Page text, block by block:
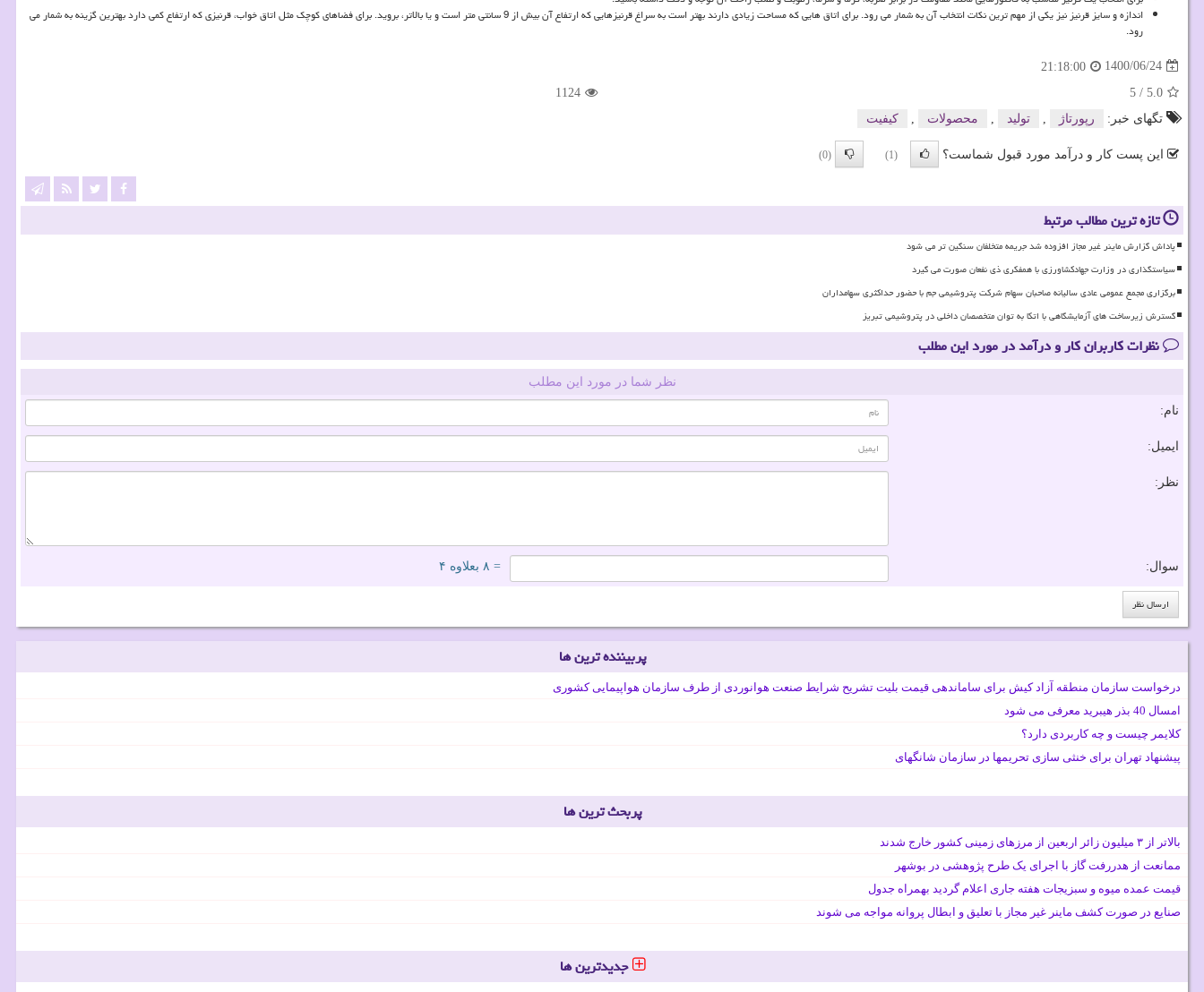
اندازه و سایز قرنیز نیز یکی از مهم ترین نکات انتخاب آن به شمار می رود. برای اتاق هایی که مساحت زیادی دارند بهتر است به سراغ قرنیزهایی که ارتفاع آن بیش از 9 سانتی متر است و یا بالاتر، بروید. برای فضاهای کوچک مثل اتاق خواب، قرنیزی که ارتفاع کمی دارد بهترین گزینه به شمار می
رود.
1400/06/24
21:18:00
5.0
/
5
1124
تگهای خبر:
رپورتاژ , تولید , محصولات , كیفیت
این پست کار و درآمد مورد قبول شماست؟ (1)
(0)
تازه ترین مطالب مرتبط
پاداش گزارش ماینر غیر مجاز افزوده شد جریمه متخلفان سنگین تر می شود
سیاستگذاری در وزارت جهادکشاورزی با همفکری ذی نفعان صورت می گیرد
برگزاری مجمع عمومی عادی سالیانه صاحبان سهام شرکت پتروشیمی جم با حضور حداکثری سهامداران
گسترش زیرساخت های آزمایشگاهی با اتکا به توان متخصصان داخلی در پتروشیمی تبریز
نظرات کاربران کار و درآمد در مورد این مطلب
نظر شما در مورد این مطلب
نام:
ایمیل:
نظر:
سوال: = ۸ بعلاوه ۴
پربیننده ترین ها
درخواست سازمان منطقه آزاد کیش برای ساماندهی قیمت بلیت تشریح شرایط صنعت هوانوردی از طرف سازمان هواپیمایی کشوری
امسال 40 بذر هیبرید معرفی می شود
کلایمر چیست و چه کاربردی دارد؟
پیشنهاد تهران برای خنثی سازی تحریمها در سازمان شانگهای
پربحث ترین ها
بالاتر از ۳ میلیون زائر اربعین از مرزهای زمینی کشور خارج شدند
ممانعت از هدررفت گاز با اجرای یک طرح پژوهشی در بوشهر
قیمت عمده میوه و سبزیجات هفته جاری اعلام گردید بهمراه جدول
صنایع در صورت کشف ماینر غیر مجاز با تعلیق و ابطال پروانه مواجه می شوند
جدیدترین ها